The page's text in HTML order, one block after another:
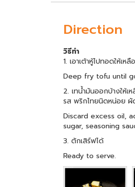
Direction
วิธีทำ
1. เอาเต้าหู้ไปทอดให้เห
Deep fry tofu until
2. เทน้ำมันออกบ้างให้
รส พริกไทยนิดหน่อย ผั
Discard excess oil,
sugar, seasoning
3. ตักเสิร์ฟได้
Ready to serve.